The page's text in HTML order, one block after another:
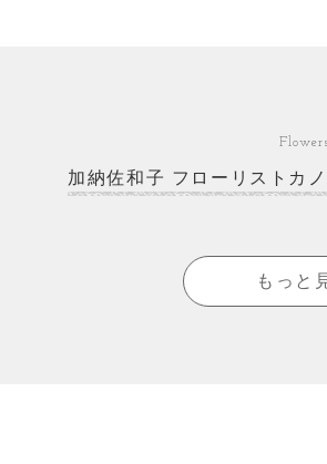
Flowers
加納佐和子 フローリストカ
もっと